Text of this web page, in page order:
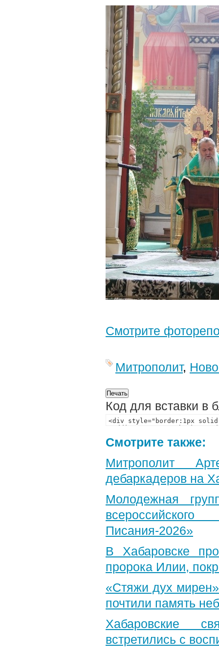
Смотрите
Митрополит,
Код для вставки в
Смотрите также:
Митрополит
дебаркадеров на
Молодежная
Писания-2026»
В Хабаровске
пророка Илии,
«Стяжи дух
почтили память
Хабаровские
встретились с